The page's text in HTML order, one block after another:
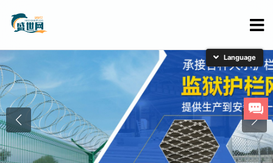
简体中文
English
日本語
한국어